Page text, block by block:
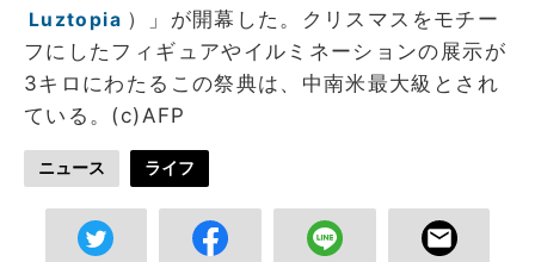
Luztopia ）」が開幕した。クリスマスをモチー
フにしたフィギュアやイルミネーションの展示が
3キロにわたるこの祭典は、中南米最大級とされ
ている。(c)AFP
ニュース ライフ